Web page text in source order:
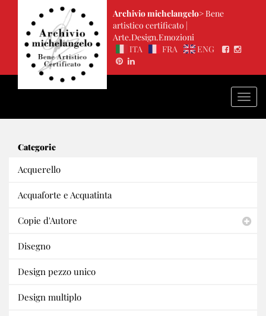
Archivio michelangelo>Bene
artistico certificato |
Arte.Design.Emozioni
ITA
FRA ENG
Categorie
Acquerello
Acquaforte e Acquatinta
Copie d'Autore
Disegno
Design pezzo unico
Design multiplo